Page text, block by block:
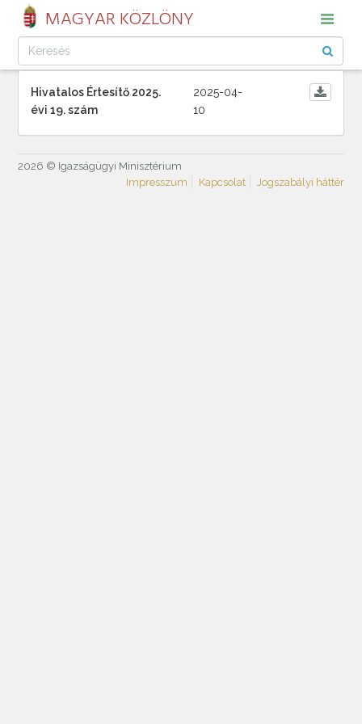
MAGYAR KÖZLÖNY
Hivatalos Értesítő 2025.
évi 19. szám
2025-04-
10
2026 © Igazságügyi Minisztérium
Impresszum
Kapcsolat Jogszabályi háttér